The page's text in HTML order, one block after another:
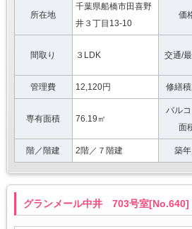
所在地
千葉県船橋市田喜野
井３丁目13-10
価
間取り ３LDK 交通/
管理費 12,120円 修繕
専有面積 76.19㎡
バル
面
階／階建 2階／７階建 築年
グランメール中井 703号室[No.640]